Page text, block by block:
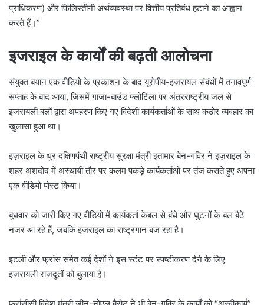
प्राधिकरण) और फिलिस्तीनी अर्थव्यवस्था पर वित्तीय प्रतिबंध हटाने का आह्वान
करते हैं।”
इजराइल के कार्यों की बढ़ती आलोचना
संयुक्त बयान एक वीडियो के प्रकाशन के बाद यूरोपीय-इजरायल संबंधों में तनावपूर्ण
सप्ताह के बाद आया, जिसमें गाजा-बाउंड फ्लोटिला पर अंतरराष्ट्रीय जल से
इजरायली बलों द्वारा अपहरण किए गए विदेशी कार्यकर्ताओं के साथ कठोर व्यवहार का
खुलासा हुआ था।
इज़राइल के धुर दक्षिणपंथी राष्ट्रीय सुरक्षा मंत्री इतामार बेन-गविर ने इज़राइल के
शहर अशदोद में अस्थायी तौर पर कलम पकड़े कार्यकर्ताओं पर तंज कसते हुए अपना
एक वीडियो पोस्ट किया।
बुधवार को जारी किए गए वीडियो में कार्यकर्ता केबल से बंधे और घुटनों के बल बैठे
नजर आ रहे हैं, जबकि इजराइल का राष्ट्रगान बज रहा है।
इटली और फ्रांस समेत कई देशों ने इस स्टंट पर स्पष्टीकरण देने के लिए
इजरायली राजदूतों को बुलाया है।